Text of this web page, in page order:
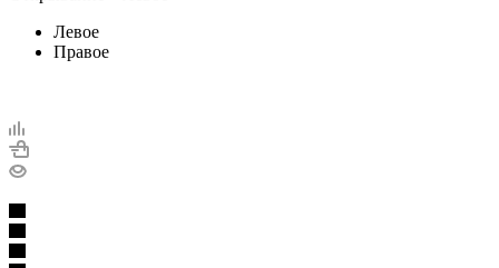
Левое
Правое